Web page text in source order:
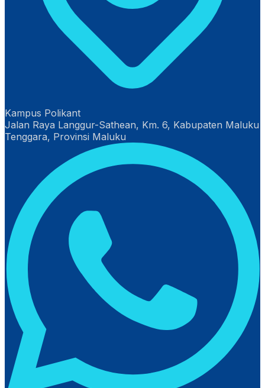
Kampus Polikant
Jalan Raya Langgur-Sathean, Km. 6, Kabupaten Maluku
Tenggara, Provinsi Maluku